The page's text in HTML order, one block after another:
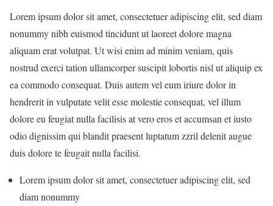
Lorem ipsum dolor sit amet, consectetuer adipiscing elit, sed diam
nonummy nibh euismod tincidunt ut laoreet dolore magna
aliquam erat volutpat. Ut wisi enim ad minim veniam, quis
nostrud exerci tation ullamcorper suscipit lobortis nisl ut aliquip ex
ea commodo consequat. Duis autem vel eum iriure dolor in
hendrerit in vulputate velit esse molestie consequat, vel illum
dolore eu feugiat nulla facilisis at vero eros et accumsan et iusto
odio dignissim qui blandit praesent luptatum zzril delenit augue
duis dolore te feugait nulla facilisi.
Lorem ipsum dolor sit amet, consectetuer adipiscing elit, sed
diam nonummy